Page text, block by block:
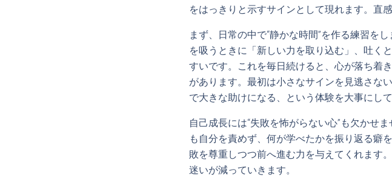
をはっきりと示すサインとして現れます。直
まず、日常の中で“静かな時間”を作る練習を
を吸うときに「新しい力を取り込む」、吐く
すいです。これを毎日続けると、心が落ち着
があります。最初は小さなサインを見逃さな
で大きな助けになる、という体験を大事にして
自己成長には“失敗を怖がらない心”も欠かせ
も自分を責めず、何が学べたかを振り返る癖
敗を尊重しつつ前へ進む力を与えてくれます
迷いが減っていきます。